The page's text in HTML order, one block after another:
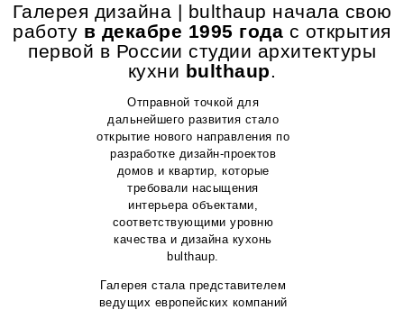
Галерея дизайна | bulthaup начала свою
работу в декабре 1995 года с открытия
первой в России студии архитектуры
кухни bulthaup.
Отправной точкой для
дальнейшего развития стало
открытие нового направления по
разработке дизайн-проектов
домов и квартир, которые
требовали насыщения
интерьера объектами,
соответствующими уровню
качества и дизайна кухонь
bulthaup.
Галерея стала представителем
ведущих европейских компаний